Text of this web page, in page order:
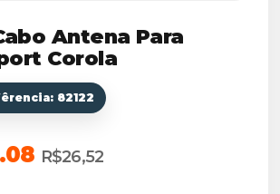
Antena Para
Corola
82122
R$26,52